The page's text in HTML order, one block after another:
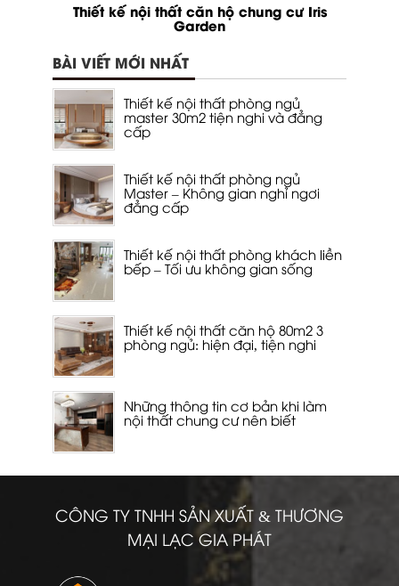
Thiết kế nội thất căn hộ chung cư Iris
Garden
BÀI VIẾT MỚI NHẤT
Thiết kế nội thất phòng ngủ
master 30m2 tiện nghi và đẳng
cấp
Thiết kế nội thất phòng ngủ
Master – Không gian nghỉ ngơi
đẳng cấp
Thiết kế nội thất phòng khách liền
bếp – Tối ưu không gian sống
Thiết kế nội thất căn hộ 80m2 3
phòng ngủ: hiện đại, tiện nghi
Những thông tin cơ bản khi làm
nội thất chung cư nên biết
CÔNG TY TNHH SẢN XUẤT & THƯƠNG
MẠI LẠC GIA PHÁT